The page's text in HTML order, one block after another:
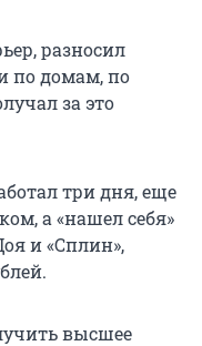
разносил
по домам, по
за это
три дня, еще
а «нашел себя»
и «Сплин»,
высшее